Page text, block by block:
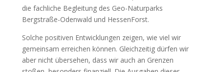
die fachliche Begleitung des Geo-Naturparks
Bergstraße-Odenwald und HessenForst.
Solche positiven Entwicklungen zeigen, wie viel wir
gemeinsam erreichen können. Gleichzeitig dürfen wir
aber nicht übersehen, dass wir auch an Grenzen